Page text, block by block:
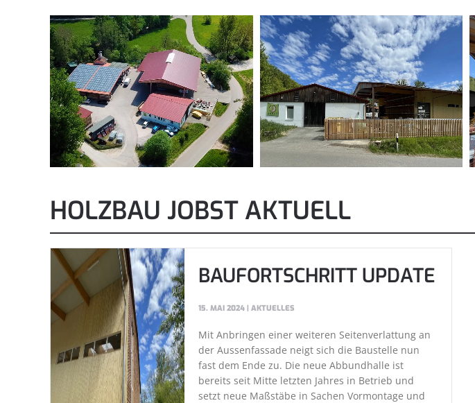
HOLZBAU JOBST AKTUELL
BAUFORTSCHRITT UPDATE
15. MAI 2024| AKTUELLES
Mit Anbringen einer weiteren Seitenverlattung an
der Aussenfassade neigt sich die Baustelle nun
fast dem Ende zu. Die neue Abbundhalle ist
bereits seit Mitte letzten Jahres in Betrieb und
setzt neue Maßstäbe in Sachen Vormontage und